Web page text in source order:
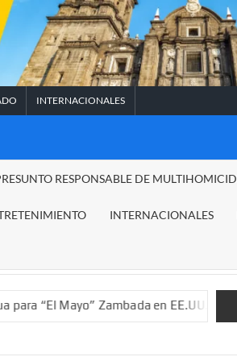
INTERNACIONALES
RESPONSABLE DE
INTERNACIONALES
Zambada en EE.UU.; ordenan